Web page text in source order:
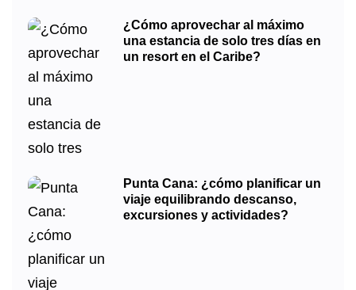
¿Cómo aprovechar al máximo
una estancia de solo tres días en
un resort en el Caribe?
Punta Cana: ¿cómo planificar un
viaje equilibrando descanso,
excursiones y actividades?